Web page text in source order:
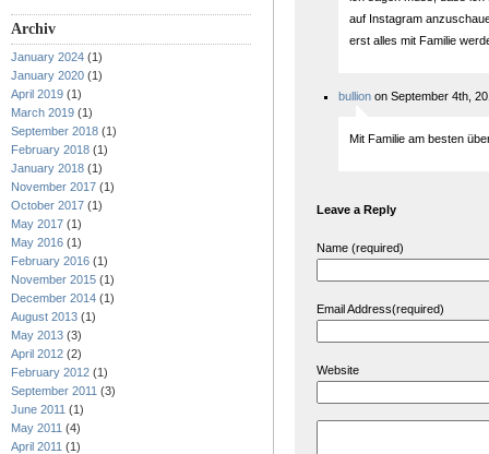
Archiv
January 2024 (1)
January 2020 (1)
April 2019 (1)
March 2019 (1)
September 2018 (1)
February 2018 (1)
January 2018 (1)
November 2017 (1)
October 2017 (1)
May 2017 (1)
May 2016 (1)
February 2016 (1)
November 2015 (1)
December 2014 (1)
August 2013 (1)
May 2013 (3)
April 2012 (2)
February 2012 (1)
September 2011 (3)
June 2011 (1)
May 2011 (4)
April 2011 (1)
auf Instagram
erst alles mit Familie
bullion on September 4th,
Mit Familie am besten
Leave a Reply
Name (required)
Email Address(required)
Website